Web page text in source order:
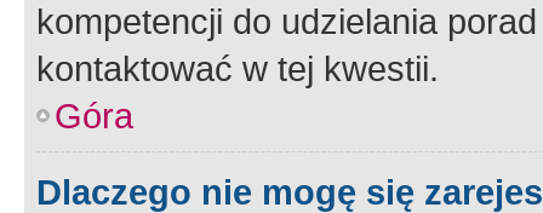
kompetencji do udzielania
kontaktować w tej kwestii.
Góra
Dlaczego nie mogę się